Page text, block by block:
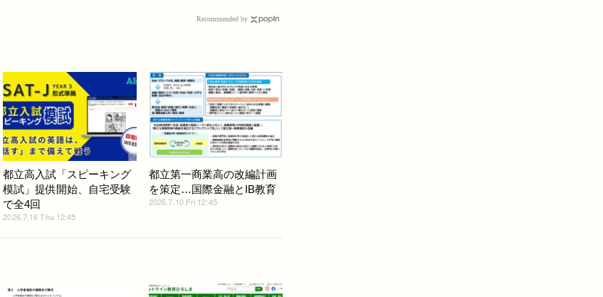
Recommended by
都立高入試「スピーキング
模試」提供開始、自宅受験
で全4回
2026.7.16 Thu 12:45
都立第一商業高の改編計画
を策定…国際金融とIB教育
2026.7.10 Fri 12:45